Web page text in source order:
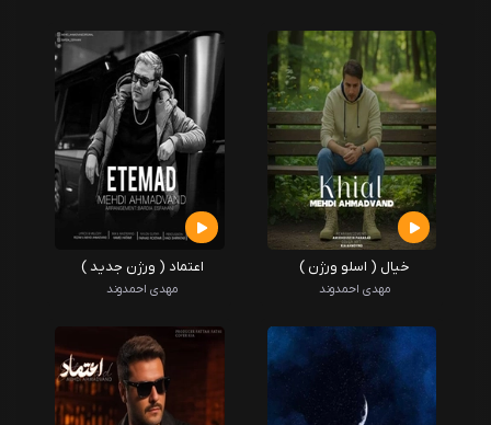
خیال ( اسلو ورژن )
مهدی احمدوند
اعتماد ( ورژن جدید )
مهدی احمدوند